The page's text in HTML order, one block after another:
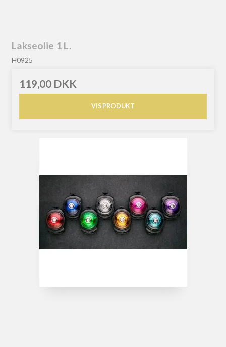
Lakseolie 1 L.
H0925
119,00 DKK
VIS PRODUKT